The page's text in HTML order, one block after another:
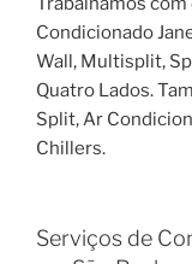
Condicionado
Wall, Multisplit,
Quatro Lados.
Split, Ar
Chillers.
Serviços de